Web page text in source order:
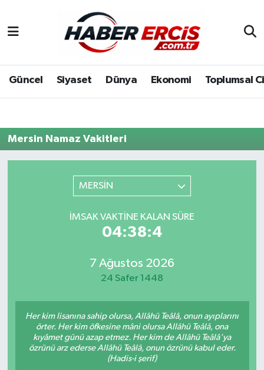
Güncel Siyaset Dünya Ekonomi Toplumsal
Mersin Namaz Vakitleri
MERSİN
İMSAK VAKTINE KALAN SÜRE
04:38:4
7 Ağustos 2026
24 Safer 1448
Her kim lisanına sahip olursa, Allâhü Teâlâ, onun ayıplarını
örter. Her kim öfkesine mâni olursa Allâhü Teâlâ, ona
kıyâmet günü azap etmez. Her kim de Allâhü Teâlâ'ya
özrünü arz ederse Allâhü Teâlâ, onun özrünü kabul eder.
(Hadis-i şerif)